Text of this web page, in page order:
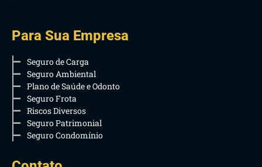
Para Sua Empresa
Seguro de Carga
Seguro Ambiental
Plano de Saúde e Odonto
Seguro Frota
Riscos Diversos
Seguro Patrimonial
Seguro Condomínio